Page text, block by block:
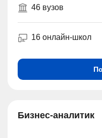
46 вузов
16 онлайн-школ
Бизнес-аналитик